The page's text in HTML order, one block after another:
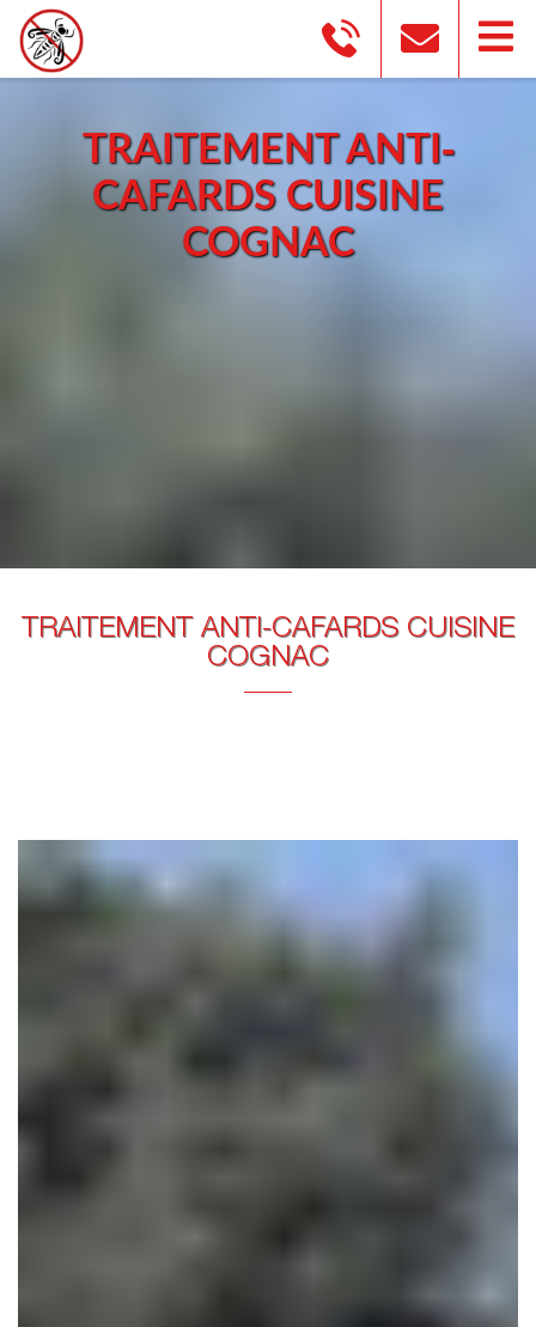
TRAITEMENT ANTI-
CAFARDS CUISINE
COGNAC
TRAITEMENT ANTI-CAFARDS CUISINE
COGNAC